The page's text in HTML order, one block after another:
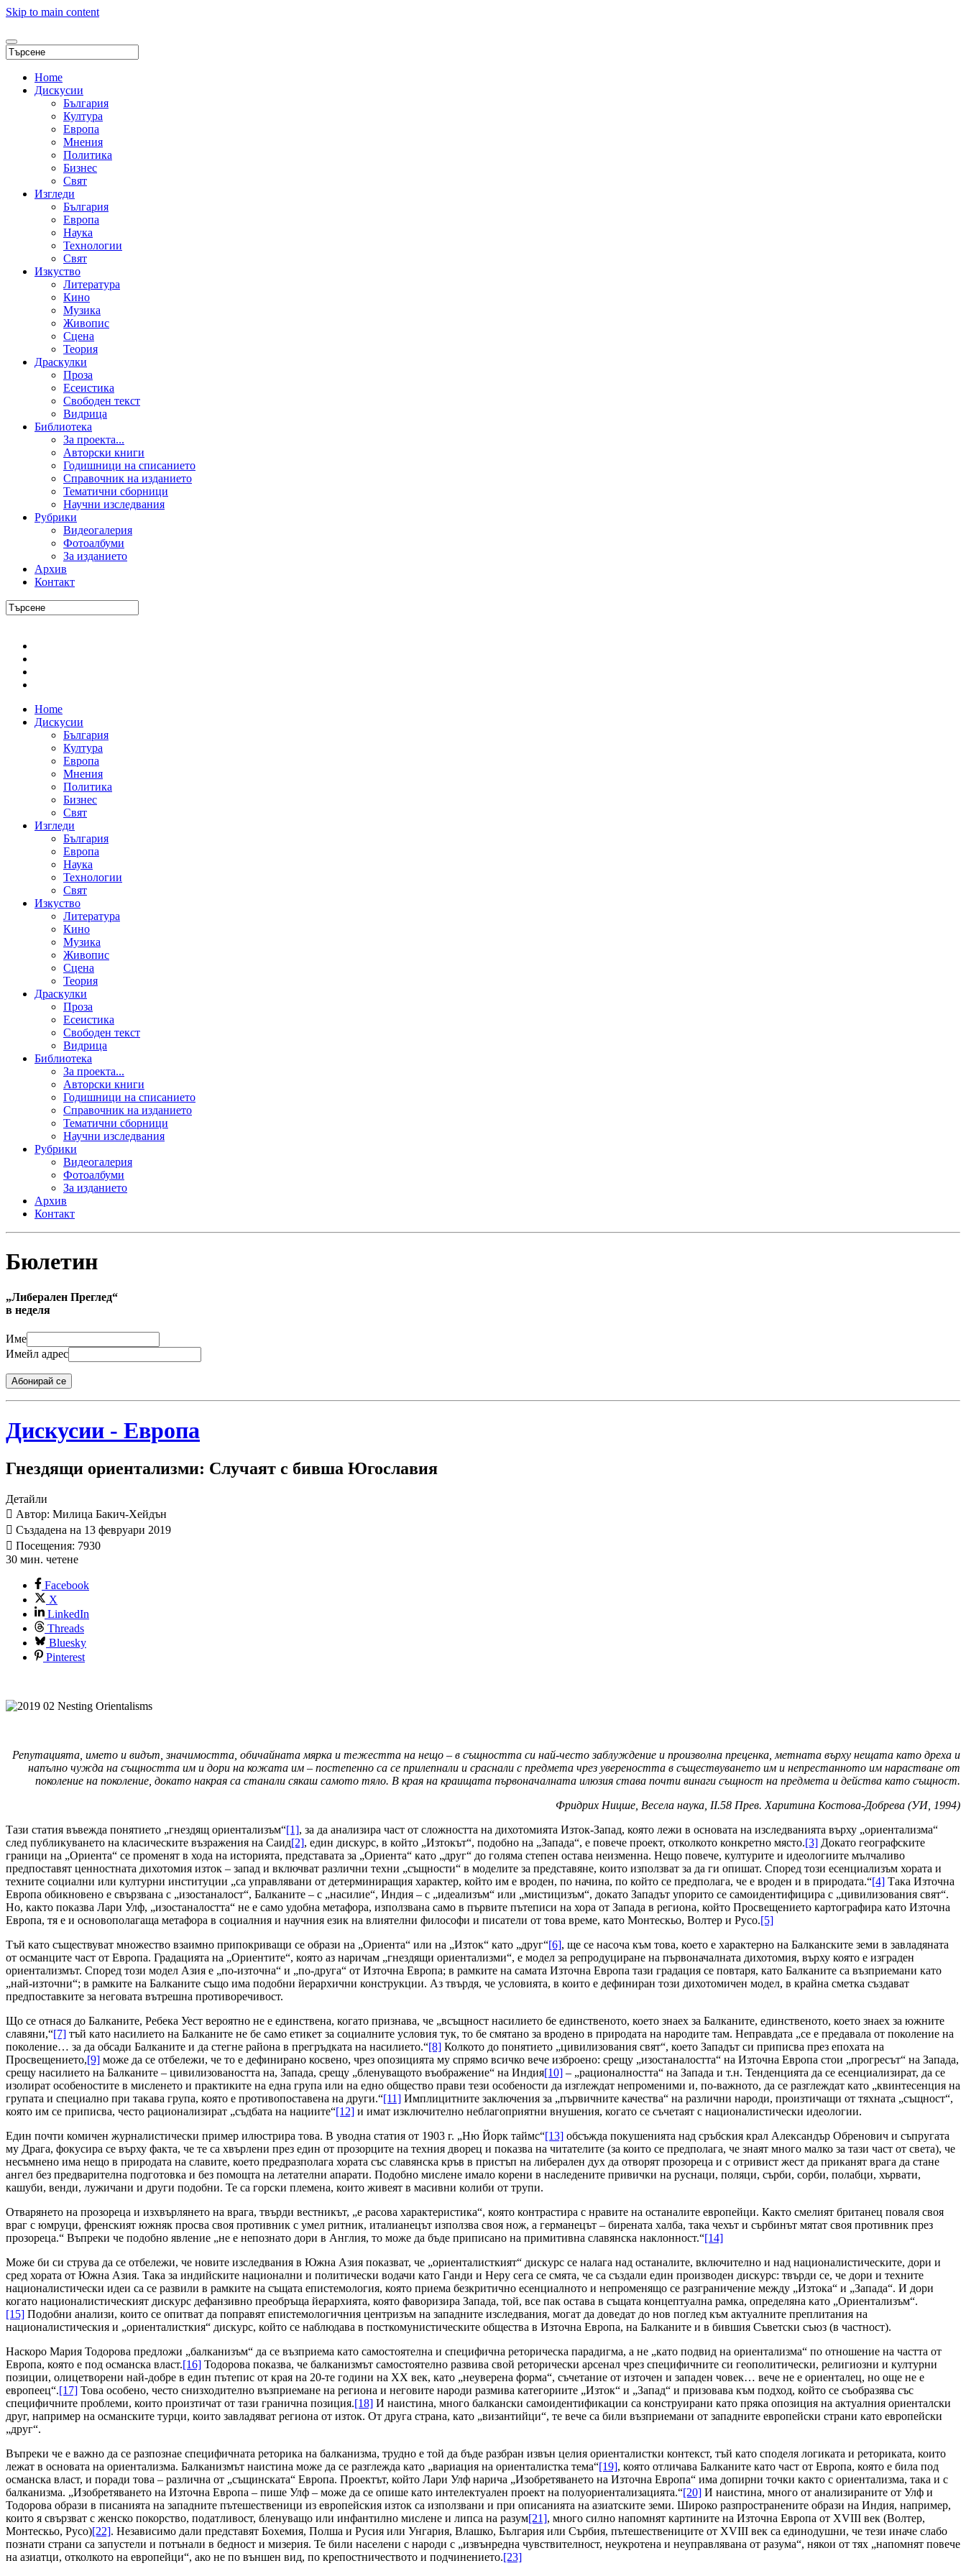
Skip to main content
Home
Дискусии
България
Култура
Европа
Мнения
Политика
Бизнес
Свят
Изгледи
България
Европа
Наука
Технологии
Свят
Изкуство
Литература
Кино
Музика
Живопис
Сцена
Теория
Драскулки
Проза
Есеистика
Свободен текст
Видрица
Библиотека
За проекта...
Авторски книги
Годишници на списанието
Справочник на изданието
Тематични сборници
Научни изследвания
Рубрики
Видеогалерия
Фотоалбуми
За изданието
Архив
Контакт
Home
Дискусии
България
Култура
Европа
Мнения
Политика
Бизнес
Свят
Изгледи
България
Европа
Наука
Технологии
Свят
Изкуство
Литература
Кино
Музика
Живопис
Сцена
Теория
Драскулки
Проза
Есеистика
Свободен текст
Видрица
Библиотека
За проекта...
Авторски книги
Годишници на списанието
Справочник на изданието
Тематични сборници
Научни изследвания
Рубрики
Видеогалерия
Фотоалбуми
За изданието
Архив
Контакт
Бюлетин
„Либерален Преглед“
в неделя
Име
Имейл адрес
Абонирай се
Дискусии - Европа
Гнездящи ориентализми: Случаят с бивша Югославия
Детайли
Автор: Милица Бакич-Хейдън
Създадена на 13 февруари 2019
Посещения: 7930
30 мин. четене
Facebook
X
LinkedIn
Threads
Bluesky
Pinterest
Репутацията, името и видът, значимостта, обичайната мярка и тежестта на нещо – в същността си най-често заблуждение и произволна преценка, метната върху нещата като дреха и
напълно чужда на същността им и дори на кожата им – постепенно са се прилепнали и сраснали с предмета чрез увереността в съществуването им и непрестанното им нарастване от
поколение на поколение, докато накрая са станали сякаш самото тяло. В края на краищата първоначалната илюзия става почти винаги същност на предмета и действа като същност.
Фридрих Ницше, Весела наука, II.58 Прев. Харитина Костова-Добрева (УИ, 1994)
Тази статия въвежда понятието „гнездящ ориентализъм“[1], за да анализира част от сложността на дихотомията Изток-Запад, която лежи в основата на изследванията върху „ориентализма“
след публикуването на класическите възражения на Саид[2], един дискурс, в който „Изтокът“, подобно на „Запада“, е повече проект, отколкото конкретно място.[3] Докато географските
граници на „Ориента“ се променят в хода на историята, представата за „Ориента“ като „друг“ до голяма степен остава неизменна. Нещо повече, културите и идеологиите мълчаливо
предпоставят ценностната дихотомия изток – запад и включват различни техни „същности“ в моделите за представяне, които използват за да ги опишат. Според този есенциализъм хората и
техните социални или културни институции „са управлявани от детерминиращия характер, който им е вроден, по начина, по който се предполага, че е вроден и в природата.“[4] Така Източна
Европа обикновено е свързвана с „изостаналост“, Балканите – с „насилие“, Индия – с „идеализъм“ или „мистицизъм“, докато Западът упорито се самоидентифицира с „цивилизования свят“.
Но, както показва Лари Улф, „изостаналостта“ не е само удобна метафора, използвана само в първите пътеписи на хора от Запада в региона, който Просвещението картографира като Източна
Европа, тя е и основополагаща метафора в социалния и научния език на влиятелни философи и писатели от това време, като Монтескьо, Волтер и Русо.[5]
Тъй като съществуват множество взаимно припокриващи се образи на „Ориента“ или на „Изток“ като „друг“[6], ще се насоча към това, което е характерно на Балканските земи в завладяната
от османците част от Европа. Градацията на „Ориентите“, която аз наричам „гнездящи ориентализми“, е модел за репродуциране на първоначалната дихотомия, върху която е изграден
ориентализмът. Според този модел Азия е „по-източна“ и „по-друга“ от Източна Европа; в рамките на самата Източна Европа тази градация се повтаря, като Балканите са възприемани като
„най-източни“; в рамките на Балканите също има подобни йерархични конструкции. Аз твърдя, че условията, в които е дефиниран този дихотомичен модел, в крайна сметка създават
предпоставките за неговата вътрешна противоречивост.
Що се отнася до Балканите, Ребека Уест вероятно не е единствена, когато признава, че „всъщност насилието бе единственото, което знаех за Балканите, единственото, което знаех за южните
славяни,“[7] тъй като насилието на Балканите не бе само етикет за социалните условия тук, то бе смятано за вродено в природата на народите там. Неправдата „се е предавала от поколение на
поколение… за да обсади Балканите и да стегне района в прегръдката на насилието.“[8] Колкото до понятието „цивилизования свят“, което Западът си приписва през епохата на
Просвещението,[9] може да се отбележи, че то е дефинирано косвено, чрез опозицията му спрямо всичко вече изброено: срещу „изостаналостта“ на Източна Европа стои „прогресът“ на Запада,
срещу насилието на Балканите – цивилизоваността на, Запада, срещу „бленуващото въображение“ на Индия[10] – „рационалността“ на Запада и т.н. Тенденцията да се есенциализират, да се
изолират особеностите в мисленето и практиките на една група или на едно общество прави тези особености да изглеждат непроменими и, по-важното, да се разглеждат като „квинтесенция на
групата и специално при такава група, която е противопоставена на други.“[11] Имплицитните заключения за „първичните качества“ на различни народи, произтичащи от тяхната „същност“,
която им се приписва, често рационализират „съдбата на нациите“[12] и имат изключително неблагоприятни внушения, когато се съчетаят с националистически идеологии.
Един почти комичен журналистически пример илюстрира това. В уводна статия от 1903 г. „Ню Йорк таймс“[13] обсъжда покушенията над сръбския крал Александър Обренович и съпругата
му Драга, фокусира се върху факта, че те са хвърлени през един от прозорците на техния дворец и показва на читателите (за които се предполага, че знаят много малко за тази част от света), че
несъмнено има нещо в природата на славите, което предразполага хората със славянска кръв в пристъп на либерален дух да отворят прозореца и с отривист жест да приканят врага да стане
ангел без предварителна подготовка и без помощта на летателни апарати. Подобно мислене имало корени в наследените привички на руснаци, поляци, сърби, сорби, полабци, хървати,
кашуби, венди, лужичани и други подобни. Те са горски племена, които живеят в масивни колиби от трупи.
Отварянето на прозореца и изхвърлянето на врага, твърди вестникът, „е расова характеристика“, която контрастира с нравите на останалите европейци. Както смелият британец поваля своя
враг с юмруци, френският южняк просва своя противник с умел ритник, италианецът използва своя нож, а германецът – бирената халба, така чехът и сърбинът мятат своя противник през
прозореца.“ Въпреки че подобно явление „не е непознато дори в Англия, то може да бъде приписано на примитивна славянска наклонност.“[14]
Може би си струва да се отбележи, че новите изследвания в Южна Азия показват, че „ориенталисткият“ дискурс се налага над останалите, включително и над националистическите, дори и
сред хората от Южна Азия. Така за индийските национални и политически водачи като Ганди и Неру сега се смята, че са създали един производен дискурс: твърди се, че дори и техните
националистически идеи са се развили в рамките на същата епистемология, която приема безкритично есенциалното и непроменящо се разграничение между „Изтока“ и „Запада“. И дори
когато националистическият дискурс дефанзивно преобръща йерархията, която фаворизира Запада, той, все пак остава в същата концептуална рамка, определяна като „Ориентализъм“.
[15] Подобни анализи, които се опитват да поправят епистемологичния центризъм на западните изследвания, могат да доведат до нов поглед към актуалните преплитания на
националистическия и „ориенталисткия“ дискурс, който се наблюдава в посткомунистическите общества в Източна Европа, на Балканите и в бившия Съветски съюз (в частност).
Наскоро Мария Тодорова предложи „балканизъм“ да се възприема като самостоятелна и специфична реторическа парадигма, а не „като подвид на ориентализма“ по отношение на частта от
Европа, която е под османска власт.[16] Тодорова показва, че балканизмът самостоятелно развива свой реторически арсенал чрез специфичните си геополитически, религиозни и културни
позиции, олицетворени най-добре в един пътепис от края на 20-те години на ХХ век, като „неуверена форма“, съчетание от източен и западен човек… вече не е ориенталец, но още не е
европеец“.[17] Това особено, често снизходително възприемане на региона и неговите народи размива категориите „Изток“ и „Запад“ и призовава към подход, който се съобразява със
специфичните проблеми, които произтичат от тази гранична позиция.[18] И наистина, много балкански самоидентификации са конструирани като пряка опозиция на актуалния ориенталски
друг, например на османските турци, които завладяват региона от изток. От друга страна, като „византийци“, те вече са били възприемани от западните европейски страни като европейски
„друг“.
Въпреки че е важно да се разпознае специфичната реторика на балканизма, трудно е той да бъде разбран извън целия ориенталистки контекст, тъй като споделя логиката и реториката, които
лежат в основата на ориентализма. Балканизмът наистина може да се разглежда като „вариация на ориенталистка тема“[19], която отличава Балканите като част от Европа, която е била под
османска власт, и поради това – различна от „същинската“ Европа. Проектът, който Лари Улф нарича „Изобретяването на Източна Европа“ има допирни точки както с ориентализма, така и с
балканизма. „Изобретяването на Източна Европа – пише Улф – може да се опише като интелектуален проект на полуориентализацията.“[20] И наистина, много от анализираните от Улф и
Тодорова образи в писанията на западните пътешественици из европейския изток са използвани и при описанията на азиатските земи. Широко разпространените образи на Индия, например,
които я свързват с женско покорство, податливост, бленуващо или инфантилно мислене и липса на разум[21], много силно напомнят картините на Източна Европа от ХVІІІ век (Волтер,
Монтескьо, Русо)[22]. Независимо дали представят Бохемия, Полша и Русия или Унгария, Влашко, България или Сърбия, пътешествениците от ХVІІІ век са единодушни, че тези иначе слабо
познати страни са запустели и потънали в бедност и мизерия. Те били населени с народи с „извънредна чувствителност, неукротена и неуправлявана от разума“, някои от тях „напомнят повече
на азиатци, отколкото на европейци“, ако не по външен вид, по крепостничеството и подчинението.[23]